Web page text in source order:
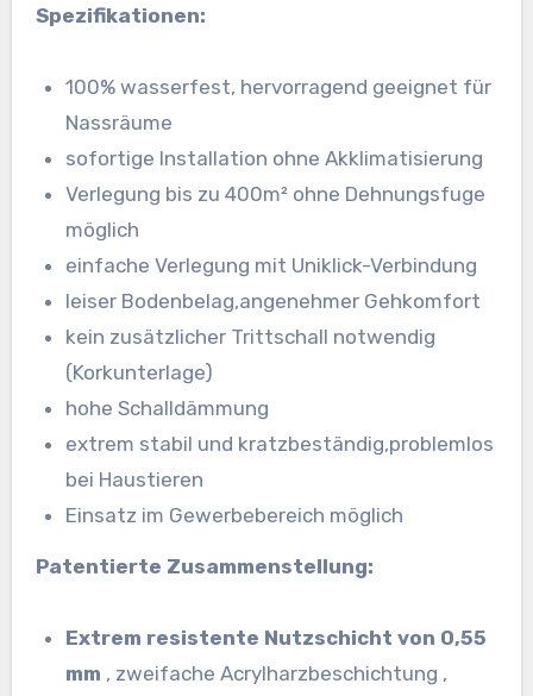
Spezifikationen:
100% wasserfest, hervorragend geeignet für
Nassräume
sofortige Installation ohne Akklimatisierung
Verlegung bis zu 400m² ohne Dehnungsfuge
möglich
einfache Verlegung mit Uniklick-Verbindung
leiser Bodenbelag,angenehmer Gehkomfort
kein zusätzlicher Trittschall notwendig
(Korkunterlage)
hohe Schalldämmung
extrem stabil und kratzbeständig,problemlos
bei Haustieren
Einsatz im Gewerbebereich möglich
Patentierte Zusammenstellung:
Extrem resistente Nutzschicht von 0,55
mm , zweifache Acrylharzbeschichtung ,